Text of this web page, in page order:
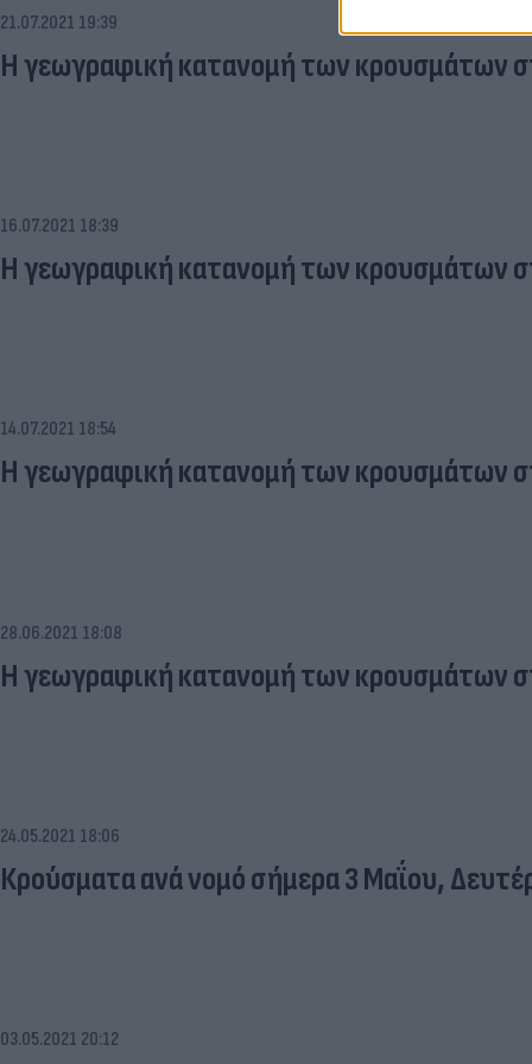
21.07.2021 19:39
Η γεωγραφική κατανομή των κρουσμάτων
16.07.2021 18:39
Η γεωγραφική κατανομή των κρουσμάτων
14.07.2021 18:54
Η γεωγραφική κατανομή των κρουσμάτων
28.06.2021 18:08
Η γεωγραφική κατανομή των κρουσμάτων
24.05.2021 18:06
Κρούσματα ανά νομό σήμερα 3 Μαΐου,
03.05.2021 20:12